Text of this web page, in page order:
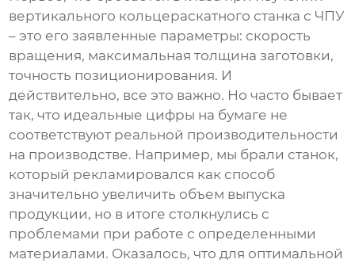
вертикального кольцераскатного станка с ЧПУ
– это его заявленные параметры: скорость
вращения, максимальная толщина заготовки,
точность позиционирования. И
действительно, все это важно. Но часто бывает
так, что идеальные цифры на бумаге не
соответствуют реальной производительности
на производстве. Например, мы брали станок,
который рекламировался как способ
значительно увеличить объем выпуска
продукции, но в итоге столкнулись с
проблемами при работе с определенными
материалами. Оказалось, что для оптимальной